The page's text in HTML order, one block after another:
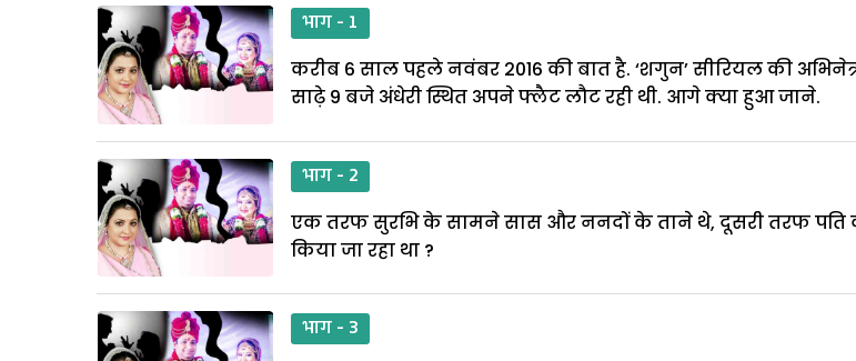
भाग - 1
करीब 6 साल पहले नवंबर 2016 की बात है. ‘शगुन’ सीरियल की
साढ़े 9 बजे अंधेरी स्थित अपने फ्लैट लौट रही थी. आगे क्या हुआ जाने.
भाग - 2
एक तरफ सुरभि के सामने सास और ननदों के ताने थे, दूसरी तरफ पति
किया जा रहा था ?
भाग - 3